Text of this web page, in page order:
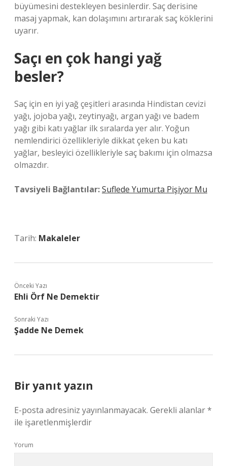
büyümesini destekleyen besinlerdir. Saç derisine
masaj yapmak, kan dolaşımını artırarak saç köklerini
uyarır.
Saçı en çok hangi yağ
besler?
Saç için en iyi yağ çeşitleri arasında Hindistan cevizi
yağı, jojoba yağı, zeytinyağı, argan yağı ve badem
yağı gibi katı yağlar ilk sıralarda yer alır. Yoğun
nemlendirici özellikleriyle dikkat çeken bu katı
yağlar, besleyici özellikleriyle saç bakımı için olmazsa
olmazdır.
Tavsiyeli Bağlantılar:Suflede Yumurta Pişiyor Mu
Tarih: Makaleler
Önceki Yazı
Ehli Örf Ne Demektir
Sonraki Yazı
Şadde Ne Demek
Bir yanıt yazın
E-posta adresiniz yayınlanmayacak. Gerekli alanlar*
ile işaretlenmişlerdir
Yorum